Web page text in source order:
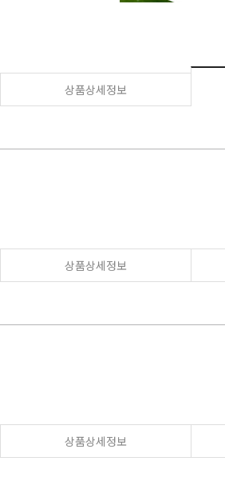
상품상세정보
상품상세정보
상품상세정보